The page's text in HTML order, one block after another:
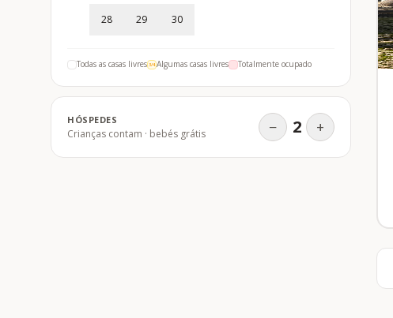
28 29 30
Todas as casas livres 3/4 Algumas casas livres Totalmente ocupado
HÓSPEDES
Crianças contam · bebés grátis − 2 +